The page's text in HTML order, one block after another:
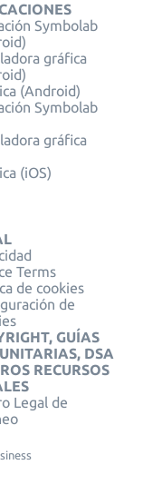
Symbolab
gráfica
(Android)
Symbolab
gráfica
(iOS)
Terms
de cookies
de
GUÍAS
DSA
RECURSOS
Legal de